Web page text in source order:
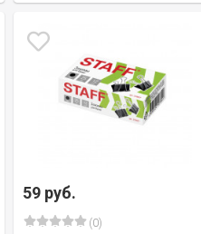
59 руб.
(0)